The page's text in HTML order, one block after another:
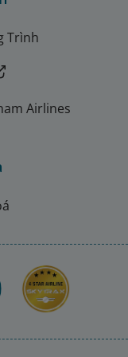
Trình
Airlines